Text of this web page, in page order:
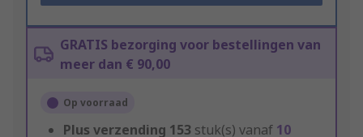
GRATIS bezorging voor bestellingen van
meer dan € 90,00
Op voorraad
Plus verzending 153 stuk(s) vanaf 10